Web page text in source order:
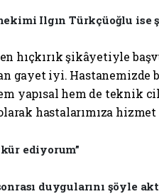
Ilgın Türkçüoğlu ise
hıçkırık şikâyetiyle
an gayet iyi.
yapısal hem de teknik
hastalarımıza
ediyorum”
duygularını şöyle